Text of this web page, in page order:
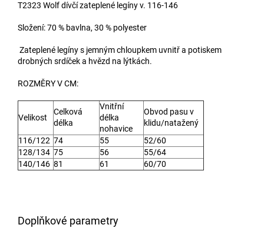
T2323 Wolf dívčí zateplené legíny v. 116-146
Složení: 70 % bavlna, 30 % polyester
Zateplené legíny s jemným chloupkem uvnitř a potiskem
drobných srdíček a hvězd na lýtkách.
ROZMĚRY V CM:
Velikost
Celková
délka
Vnitřní
délka
nohavice
Obvod pasu v
klidu/natažený
116/122 74 55
52/60
128/134 75 56
55/64
140/146 81 61 60/70
Doplňkové parametry